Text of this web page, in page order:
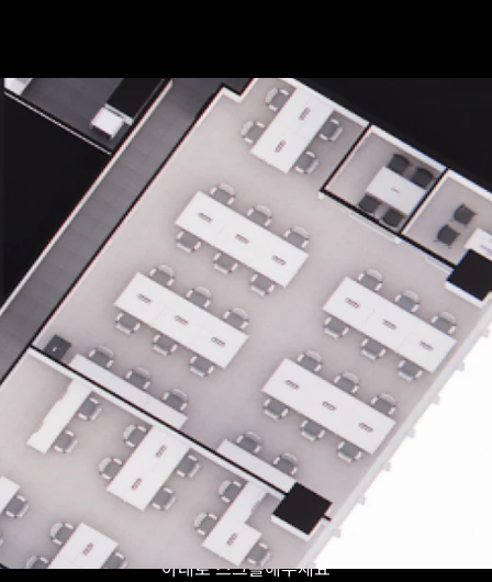
용산역 2분 21층 한강뷰
아래로 스크롤해주세요